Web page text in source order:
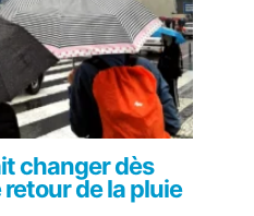
changer dès
de la pluie